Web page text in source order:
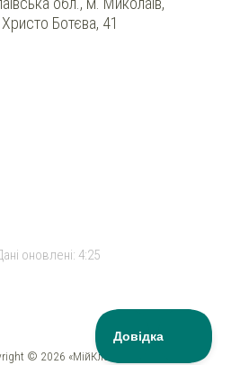
Ботєва, 41
оновлені: 4:25
© 2026 «МійКлас»